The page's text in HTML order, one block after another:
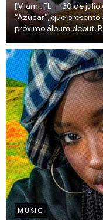
[Miami, FL — 30 de
“Azúcar”, que
próximo álbum debut,
colaboración junto al
MUSIC